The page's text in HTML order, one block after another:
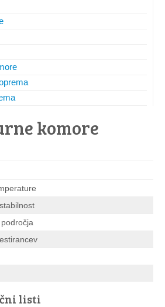
komore
listi